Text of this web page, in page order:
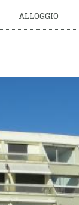
ALLOGGIO